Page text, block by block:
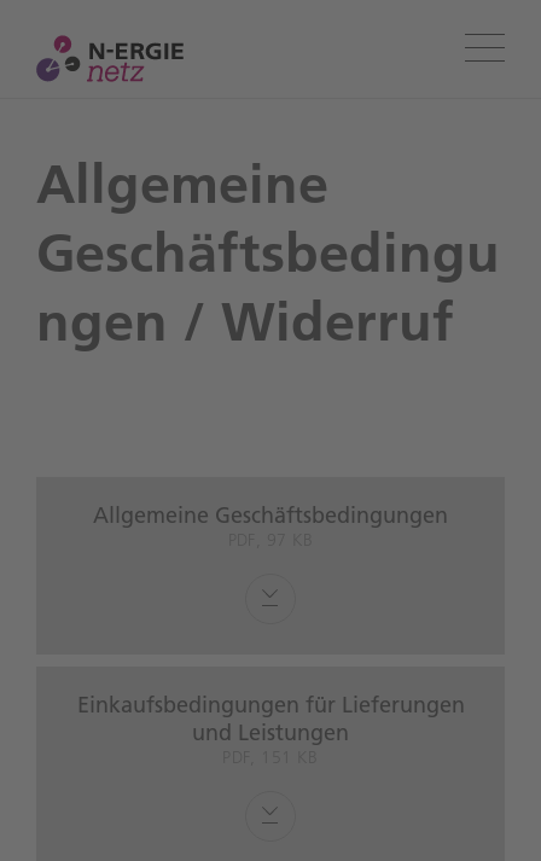
Menü
Allgemeine
Geschäftsbedingu
ngen / Widerruf
Allgemeine Geschäftsbedingungen
Einkaufsbedingungen für Lieferungen
und Leistungen